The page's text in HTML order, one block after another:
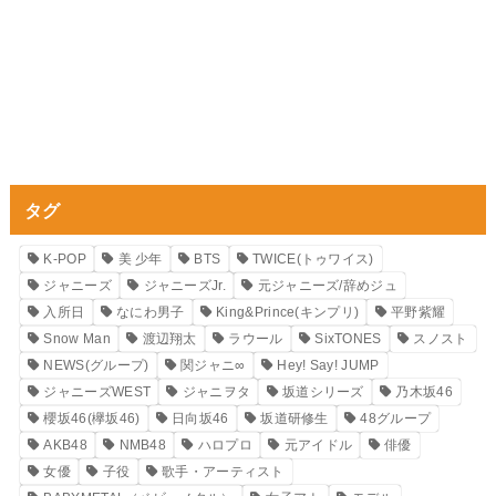
タグ
K-POP 美 少年 BTS
TWICE(トゥワイス)
ジャニーズ
ジャニーズJr.
元ジャニーズ/辞めジュ
入所日
なにわ男子 King&Prince(キンプリ)
平野紫耀
Snow Man
渡辺翔太 ラウール SixTONES
スノスト
NEWS(グループ)
関ジャニ∞
Hey! Say! JUMP
ジャニーズWEST
ジャニヲタ 坂道シリーズ
乃木坂46
櫻坂46(欅坂46)
日向坂46 坂道研修生
48グループ
AKB48
NMB48 ハロプロ 元アイドル
俳優
女優
子役
歌手・アーティスト